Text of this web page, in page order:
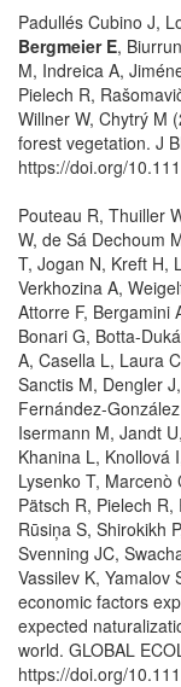
Padullés Cubino J,
Bergmeier E,
M, Indreica A,
Pielech R,
Willner W, Chytrý M
forest vegetation. J
https://doi.org/
Pouteau R, Thuiller
W, de Sá Dechoum
T, Jogan N, Kreft H,
Verkhozina A,
Attorre F, Bergamini
Bonari G, Botta-
A, Casella L, Laura
Sanctis M, Dengler
Fernández-
Isermann M, Jandt
Khanina L, Knollová
Lysenko T, Marcenò
Pätsch R, Pielech
Rūsiņa S, Shirokikh
Svenning JC,
Vassilev K, Yamalov
economic factors
expected
world. GLOBAL
https://doi.org/